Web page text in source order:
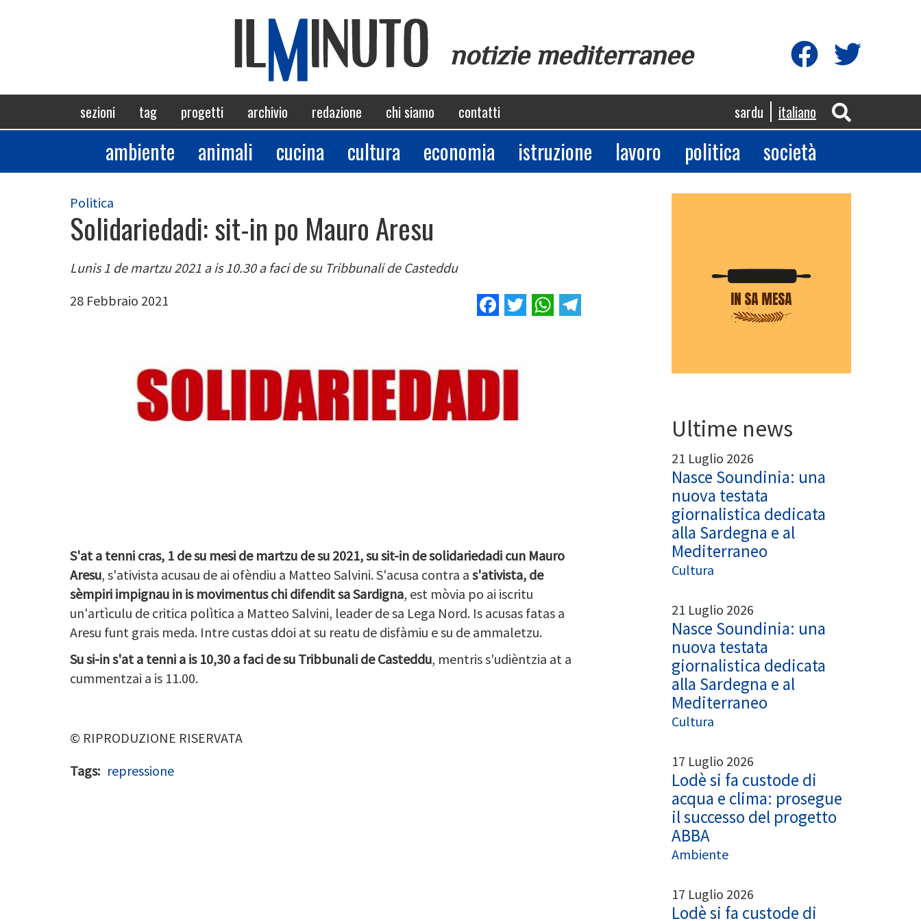
notizie mediterranee
Navigazione
principale
sezioni tag progetti archivio redazione chi siamo contatti sardu italiano
Sezioni
ambiente animali cucina cultura economia istruzione lavoro politica società
Politica
Solidariedadi: sit-in po Mauro Aresu
Lunis 1 de martzu 2021 a is 10.30 a faci de su Tribbunali de Casteddu
28 Febbraio 2021
Facebook
TwitterWhatsApp
S'at a tenni cras, 1 de su mesi de martzu de su 2021, su sit-in de solidariedadi cun Mauro
Aresu, s'ativista acusau de ai ofèndiu a Matteo Salvini. S'acusa contra a s'ativista, de
sèmpiri impignau in is movimentus chi difendit sa Sardigna, est mòvia po ai iscritu
un'artìculu de critica polìtica a Matteo Salvini, leader de sa Lega Nord. Is acusas fatas a
Aresu funt grais meda. Intre custas ddoi at su reatu de disfàmiu e su de ammaletzu.
Su si-in s'at a tenni a is 10,30 a faci de su Tribbunali de Casteddu, mentris s'udièntzia at a
cummentzai a is 11.00.
© RIPRODUZIONE RISERVATA
Tags
repressione
Ultime news
21 Luglio 2026
Nasce Soundinia: una
nuova testata
giornalistica dedicata
alla Sardegna e al
Mediterraneo
Cultura
21 Luglio 2026
Nasce Soundinia: una
nuova testata
giornalistica dedicata
alla Sardegna e al
Mediterraneo
Cultura
17 Luglio 2026
Lodè si fa custode di
acqua e clima: prosegue
il successo del progetto
ABBA
Ambiente
17 Luglio 2026
Lodè si fa custode di